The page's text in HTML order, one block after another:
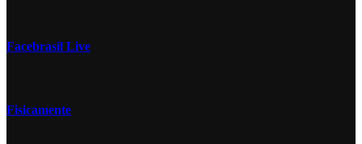
Facebrasil Live
Fisicamente